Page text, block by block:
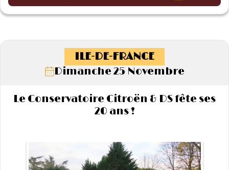
ILE-DE-FRANCE
Dimanche 25 Novembre
Le Conservatoire Citroën & DS fête ses
20 ans !